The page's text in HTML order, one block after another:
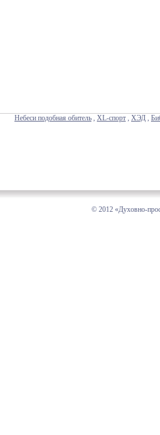
Небеси подобная обитель , XL-спорт , ХЭД ,
© 2012 «Духовно-